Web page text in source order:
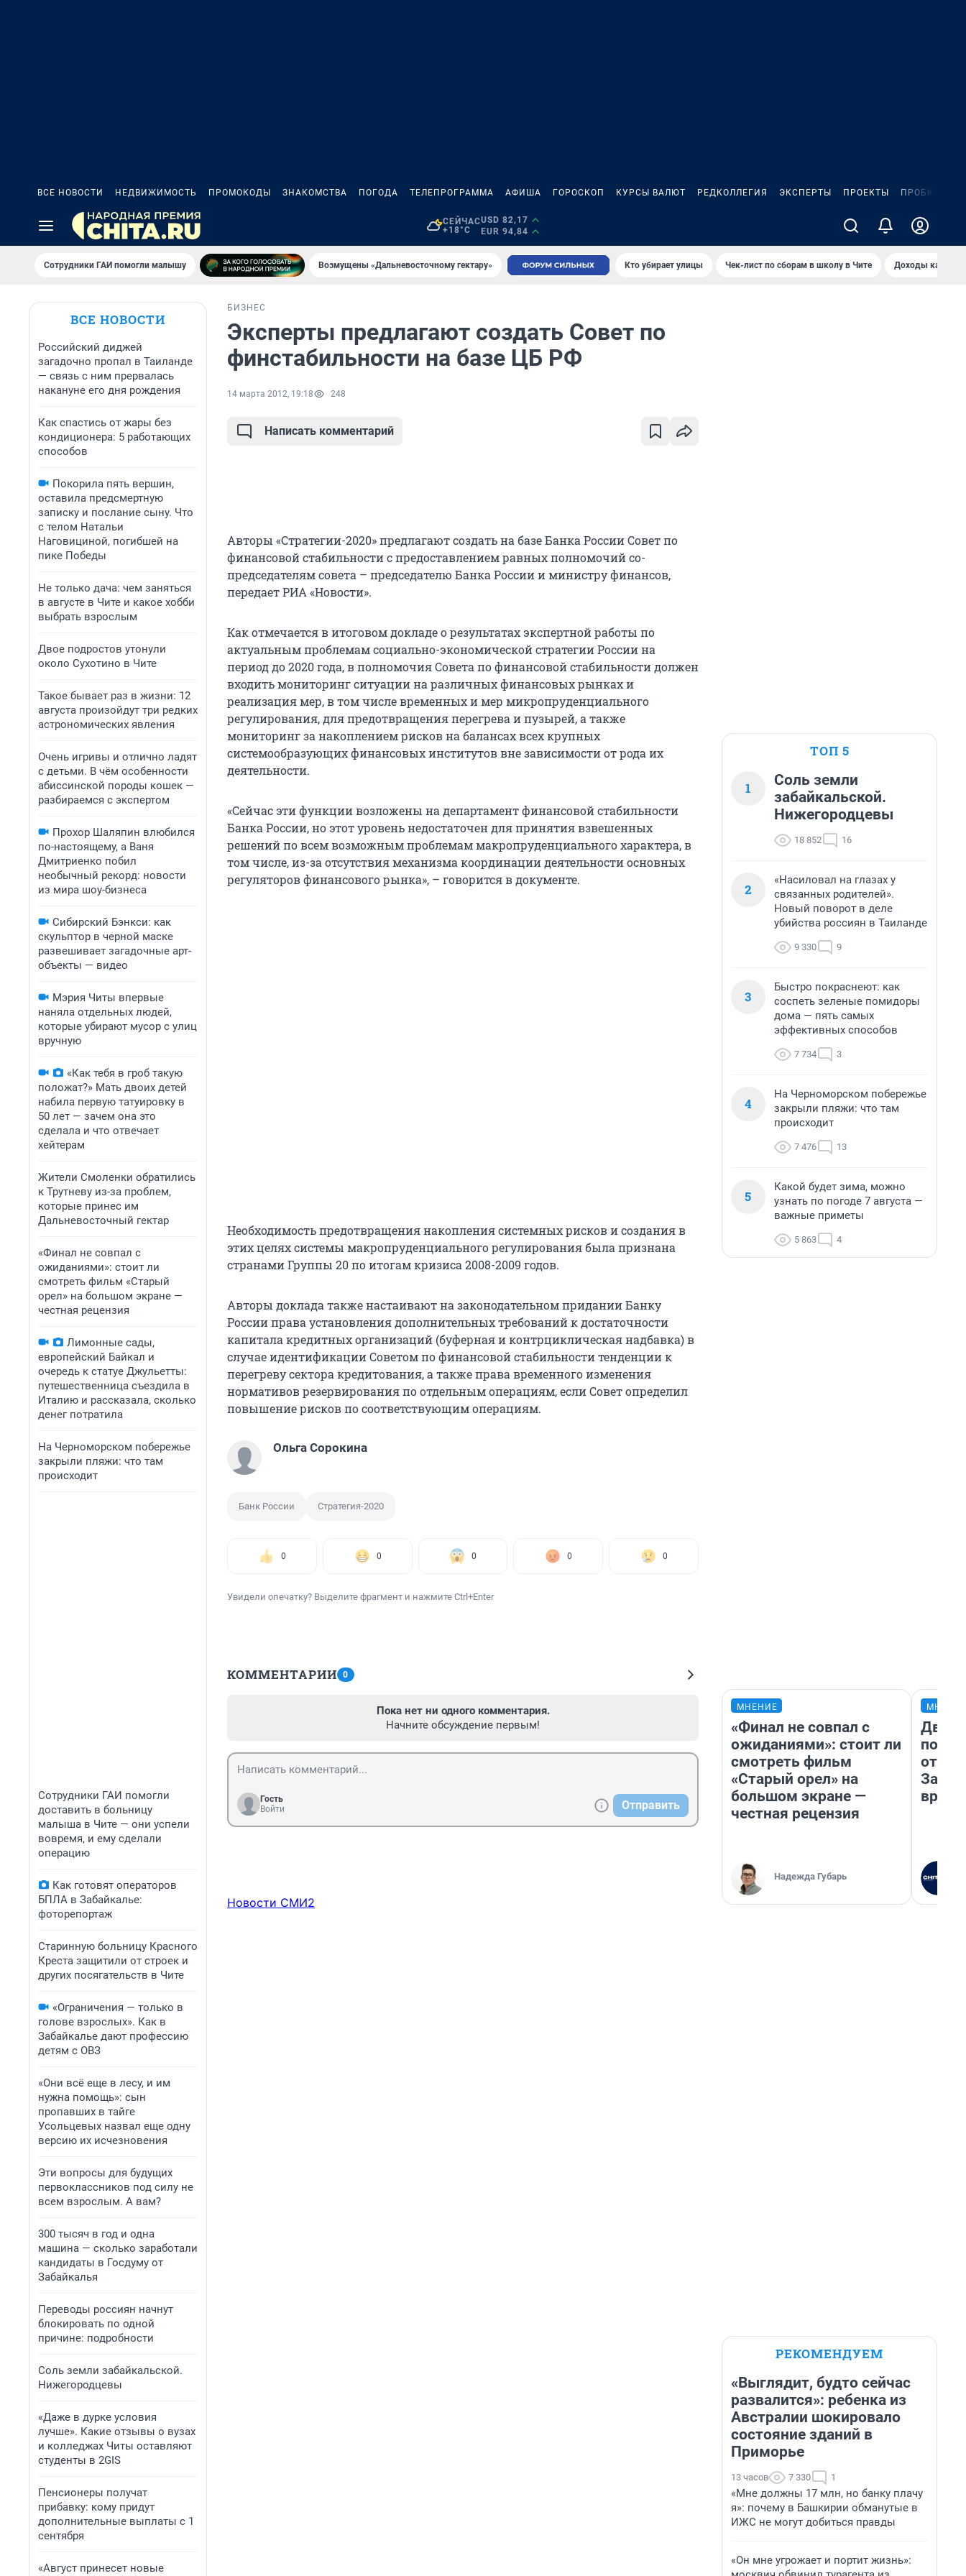
ВСЕ НОВОСТИ НЕДВИЖИМОСТЬ ПРОМОКОДЫ ЗНАКОМСТВА ПОГОДА ТЕЛЕПРОГРАММА АФИША ГОРОСКОП КУРСЫ ВАЛЮТ РЕДКОЛЛЕГИЯ ЭКСПЕРТЫ ПРОЕКТЫ ПРОБКИ
СЕЙЧАС
+18°C
USD 82,17
EUR 94,84
Сотрудники ГАИ помогли малышу Возмущены «Дальневосточному гектару» Кто убирает улицы Чек-лист по сборам в школу в Чите Доходы
ВСЕ НОВОСТИ
Российский диджей
загадочно пропал в Таиланде
— связь с ним прервалась
накануне его дня рождения
Как спастись от жары без
кондиционера: 5 работающих
способов
Покорила пять вершин,
оставила предсмертную
записку и послание сыну. Что
с телом Натальи
Наговициной, погибшей на
пике Победы
Не только дача: чем заняться
в августе в Чите и какое хобби
выбрать взрослым
Двое подростов утонули
около Сухотино в Чите
Такое бывает раз в жизни: 12
августа произойдут три редких
астрономических явления
Очень игривы и отлично ладят
с детьми. В чём особенности
абиссинской породы кошек —
разбираемся с экспертом
Прохор Шаляпин влюбился
по-настоящему, а Ваня
Дмитриенко побил
необычный рекорд: новости
из мира шоу-бизнеса
Сибирский Бэнкси: как
скульптор в черной маске
развешивает загадочные арт-
объекты — видео
Мэрия Читы впервые
наняла отдельных людей,
которые убирают мусор с улиц
вручную
«Как тебя в гроб такую
положат?» Мать двоих детей
набила первую татуировку в
50 лет — зачем она это
сделала и что отвечает
хейтерам
Жители Смоленки обратились
к Трутневу из-за проблем,
которые принес им
Дальневосточный гектар
«Финал не совпал с
ожиданиями»: стоит ли
смотреть фильм «Старый
орел» на большом экране —
честная рецензия
Лимонные сады,
европейский Байкал и
очередь к статуе Джульетты:
путешественница съездила в
Италию и рассказала, сколько
денег потратила
На Черноморском побережье
закрыли пляжи: что там
происходит
Сотрудники ГАИ помогли
доставить в больницу
малыша в Чите — они успели
вовремя, и ему сделали
операцию
Как готовят операторов
БПЛА в Забайкалье:
фоторепортаж
Старинную больницу Красного
Креста защитили от строек и
других посягательств в Чите
«Ограничения — только в
голове взрослых». Как в
Забайкалье дают профессию
детям с ОВЗ
«Они всё еще в лесу, и им
нужна помощь»: сын
пропавших в тайге
Усольцевых назвал еще одну
версию их исчезновения
Эти вопросы для будущих
первоклассников под силу не
всем взрослым. А вам?
300 тысяч в год и одна
машина — сколько заработали
кандидаты в Госдуму от
Забайкалья
Переводы россиян начнут
блокировать по одной
причине: подробности
Соль земли забайкальской.
Нижегородцевы
«Даже в дурке условия
лучше». Какие отзывы о вузах
и колледжах Читы оставляют
студенты в 2GIS
Пенсионеры получат
прибавку: кому придут
дополнительные выплаты с 1
сентября
«Август принесет новые
БИЗНЕС
Эксперты предлагают создать Совет по
финстабильности на базе ЦБ РФ
14 марта 2012, 19:18 248
Написать комментарий
Авторы «Стратегии-2020» предлагают создать на базе Банка России Совет по
финансовой стабильности с предоставлением равных полномочий со-
председателям совета – председателю Банка России и министру финансов,
передает РИА «Новости».
Как отмечается в итоговом докладе о результатах экспертной работы по
актуальным проблемам социально-экономической стратегии России на
период до 2020 года, в полномочия Совета по финансовой стабильности должен
входить мониторинг ситуации на различных финансовых рынках и
реализация мер, в том числе временных и мер микропруденциального
регулирования, для предотвращения перегрева и пузырей, а также
мониторинг за накоплением рисков на балансах всех крупных
системообразующих финансовых институтов вне зависимости от рода их
деятельности.
«Сейчас эти функции возложены на департамент финансовой стабильности
Банка России, но этот уровень недостаточен для принятия взвешенных
решений по всем возможным проблемам макропруденциального характера, в
том числе, из-за отсутствия механизма координации деятельности основных
регуляторов финансового рынка», – говорится в документе.
Необходимость предотвращения накопления системных рисков и создания в
этих целях системы макропруденциального регулирования была признана
странами Группы 20 по итогам кризиса 2008-2009 годов.
Авторы доклада также настаивают на законодательном придании Банку
России права установления дополнительных требований к достаточности
капитала кредитных организаций (буферная и контрциклическая надбавка) в
случае идентификации Советом по финансовой стабильности тенденции к
перегреву сектора кредитования, а также права временного изменения
нормативов резервирования по отдельным операциям, если Совет определил
повышение рисков по соответствующим операциям.
Ольга Сорокина
Банк России Стратегия-2020
0 0 0 0 0
Увидели опечатку? Выделите фрагмент и нажмите Ctrl+Enter
КОММЕНТАРИИ 0
Пока нет ни одного комментария.
Начните обсуждение первым!
Гость
Войти
Отправить
Новости СМИ2
ТОП 5
1
Соль земли
забайкальской.
Нижегородцевы
18 852 16
2
«Насиловал на глазах у
связанных родителей».
Новый поворот в деле
убийства россиян в Таиланде
9 330 9
3
Быстро покраснеют: как
соспеть зеленые помидоры
дома — пять самых
эффективных способов
7 734 3
4
На Черноморском побережье
закрыли пляжи: что там
происходит
7 476 13
5
Какой будет зима, можно
узнать по погоде 7 августа —
важные приметы
5 863 4
МНЕНИЕ
«Финал не совпал с
ожиданиями»: стоит ли
смотреть фильм
«Старый орел» на
большом экране —
честная рецензия
Надежда Губарь
Два
от
РЕКОМЕНДУЕМ
«Выглядит, будто сейчас
развалится»: ребенка из
Австралии шокировало
состояние зданий в
Приморье
13 часов 7 330 1
«Мне должны 17 млн, но банку плачу
я»: почему в Башкирии обманутые в
ИЖС не могут добиться правды
«Он мне угрожает и портит жизнь»: